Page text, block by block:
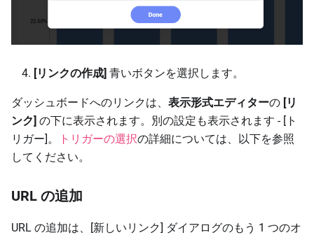
[リンクの作成] 青いボタンを選択します。
ダッシュボードへのリンクは、 表示形式エディターの [リ
ンク] の下に表示されます。別の設定も表示されます - [ト
リガー]。
トリガーの選択の詳細については、以下を参照
してください。
URL の追加
URL の追加は、[新しいリンク] ダイアログのもう 1 つのオ